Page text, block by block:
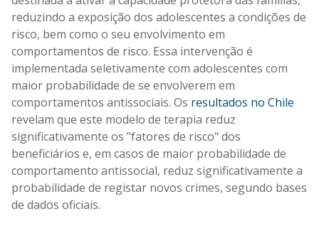
reduzindo a exposição dos adolescentes a condições de
risco, bem como o seu envolvimento em
comportamentos de risco. Essa intervenção é
implementada seletivamente com adolescentes com
maior probabilidade de se envolverem em
comportamentos antissociais. Os resultados no Chile
revelam que este modelo de terapia reduz
significativamente os "fatores de risco" dos
beneficiários e, em casos de maior probabilidade de
comportamento antissocial, reduz significativamente a
probabilidade de registar novos crimes, segundo bases
de dados oficiais.